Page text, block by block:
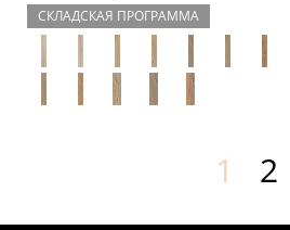
СКЛАДСКАЯ ПРОГРАММА
1 2